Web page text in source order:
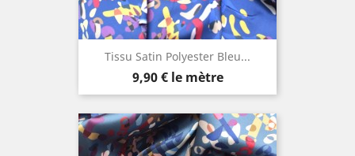
Tissu Satin Polyester Bleu...
Prix
9,90 € le mètre